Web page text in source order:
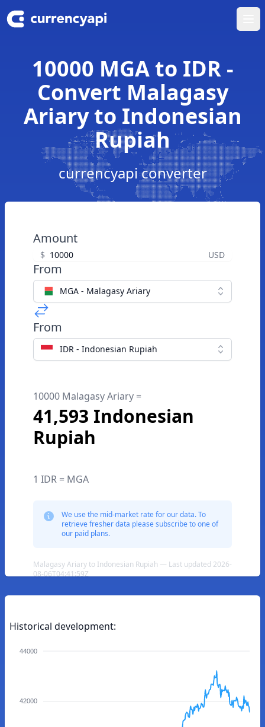
10000 MGA to IDR -
Convert Malagasy
Ariary to Indonesian
Rupiah
currencyapi converter
Amount
$ USD
From
MGA - Malagasy Ariary
From
IDR - Indonesian Rupiah
10000 Malagasy Ariary =
41,593 Indonesian
Rupiah
1 IDR = MGA
We use the mid-market rate for our data. To
retrieve fresher data please subscribe to one of
our paid plans.
Malagasy Ariary to Indonesian Rupiah — Last updated 2026-
08-06T04:41:59Z
Historical development:
44000
42000